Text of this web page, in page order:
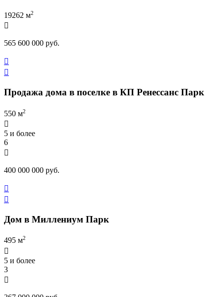
19262 м2

565 600 000 руб.


Продажа дома в поселке в КП Ренессанс Парк
550 м2

5 и более
6

400 000 000 руб.


Дом в Миллениум Парк
495 м2

5 и более
3
